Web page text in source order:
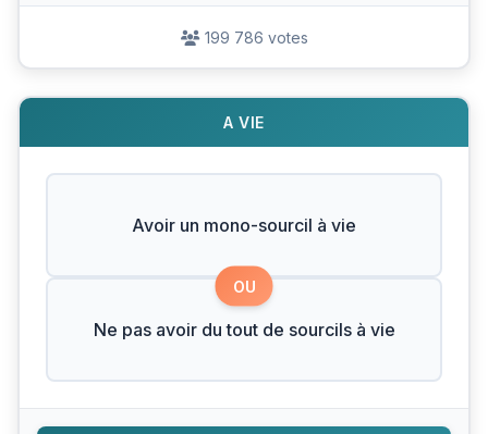
199 786 votes
A VIE
Avoir un mono-sourcil à vie
OU
Ne pas avoir du tout de sourcils à vie